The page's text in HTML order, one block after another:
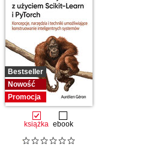
Bestseller
Nowość
Promocja
książka ebook